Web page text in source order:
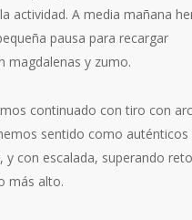
actividad. A media mañana
pausa para recargar
magdalenas y zumo.
continuado con tiro con
sentido como auténticos
y con escalada, superando
más alto.